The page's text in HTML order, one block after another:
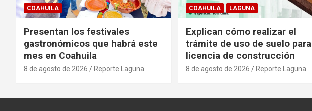
COAHUILA
Presentan los festivales
gastronómicos que habrá este
mes en Coahuila
8 de agosto de 2026 Reporte Laguna
COAHUILA LAGUNA
Explican cómo realizar el
trámite de uso de suelo para
licencia de construcción
8 de agosto de 2026 Reporte Laguna